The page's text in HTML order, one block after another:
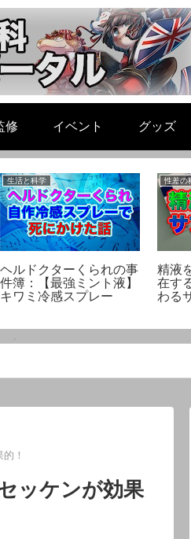
修 イベント グッズ
生活と科学
ヘルドクターくられの事
件簿：【最強ミント液】
キワミ冷感スプレー
性差の
精液
在す
わる
！
ッケンが効果